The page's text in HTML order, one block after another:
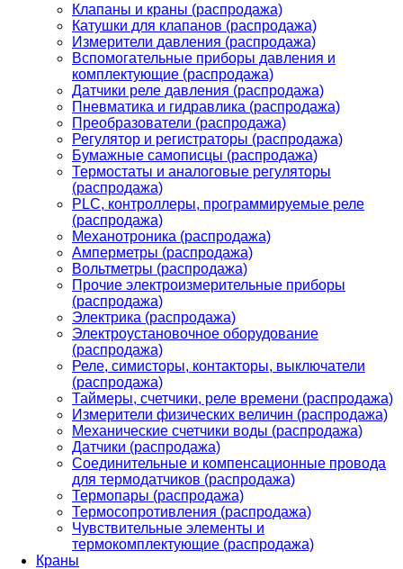
Клапаны и краны (распродажа)
Катушки для клапанов (распродажа)
Измерители давления (распродажа)
Вспомогательные приборы давления и
комплектующие (распродажа)
Датчики реле давления (распродажа)
Пневматика и гидравлика (распродажа)
Преобразователи (распродажа)
Регулятор и регистраторы (распродажа)
Бумажные самописцы (распродажа)
Термостаты и аналоговые регуляторы
(распродажа)
PLС, контроллеры, программируемые реле
(распродажа)
Механотроника (распродажа)
Амперметры (распродажа)
Вольтметры (распродажа)
Прочие электроизмерительные приборы
(распродажа)
Электрика (распродажа)
Электроустановочное оборудование
(распродажа)
Реле, симисторы, контакторы, выключатели
(распродажа)
Таймеры, счетчики, реле времени (распродажа)
Измерители физических величин (распродажа)
Механические счетчики воды (распродажа)
Датчики (распродажа)
Соединительные и компенсационные провода
для термодатчиков (распродажа)
Термопары (распродажа)
Термосопротивления (распродажа)
Чувствительные элементы и
термокомплектующие (распродажа)
Краны